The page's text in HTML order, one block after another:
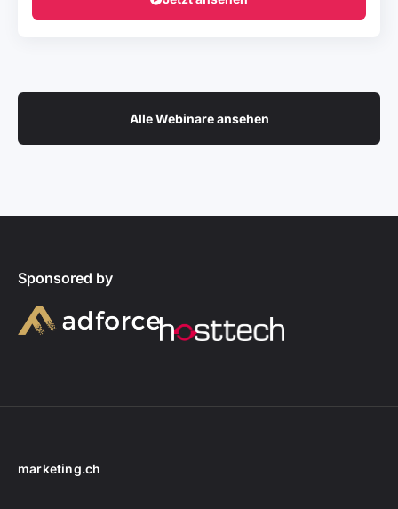
Alle Webinare ansehen
Sponsored by
marketing.ch